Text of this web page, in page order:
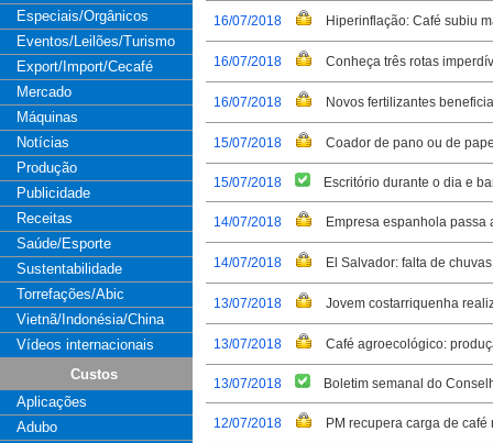
Especiais/Orgânicos
Eventos/Leilões/Turismo
Export/Import/Cecafé
Mercado
Máquinas
Notícias
Produção
Publicidade
Receitas
Saúde/Esporte
Sustentabilidade
Torrefações/Abic
Vietnã/Indonésia/China
Vídeos internacionais
Custos
Aplicações
Adubo
16/07/2018 Hiperinflação: Café subiu
16/07/2018 Conheça três rotas
16/07/2018 Novos fertilizantes
15/07/2018 Coador de pano ou de
15/07/2018 Escritório durante o dia e
14/07/2018 Empresa espanhola passa
14/07/2018 El Salvador: falta de
13/07/2018 Jovem costarriquenha
13/07/2018 Café agroecológico:
13/07/2018 Boletim semanal do
12/07/2018 PM recupera carga de